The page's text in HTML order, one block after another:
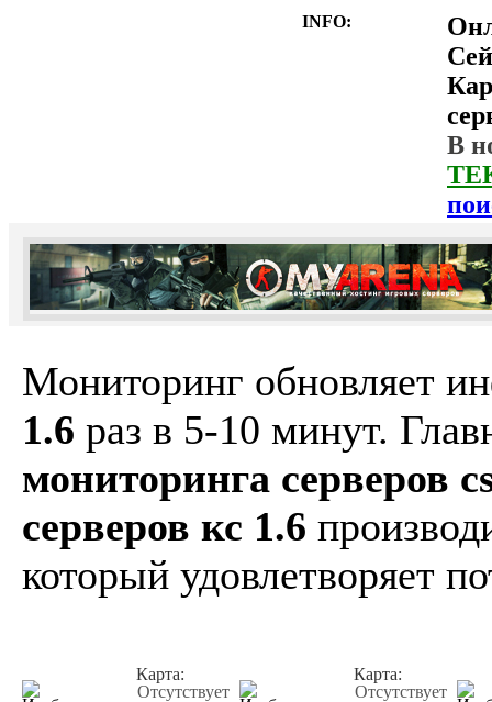
INFO:
В
Мониторинг обновляет
1.6 раз в 5-10 минут.
мониторинга серверов
серверов кс 1.6
который удовлетворяет
Карта:
Отсутствует
Карта:
Отсутствует